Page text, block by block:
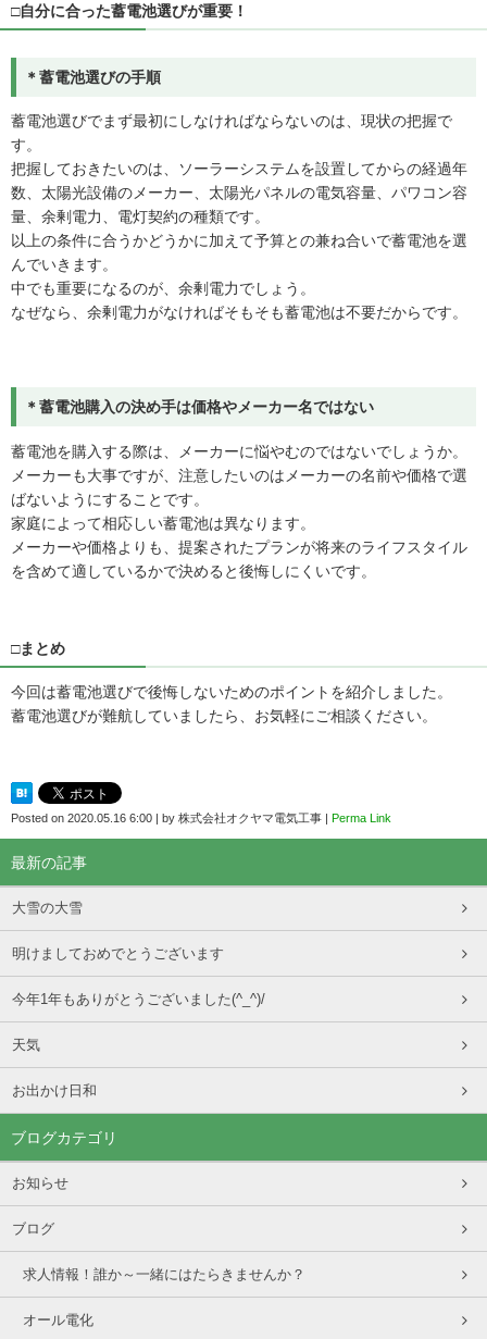
□自分に合った蓄電池選びが重要！
＊蓄電池選びの手順
蓄電池選びでまず最初にしなければならないのは、現状の把握で
す。
把握しておきたいのは、ソーラーシステムを設置してからの経過年
数、太陽光設備のメーカー、太陽光パネルの電気容量、パワコン容
量、余剰電力、電灯契約の種類です。
以上の条件に合うかどうかに加えて予算との兼ね合いで蓄電池を選
んでいきます。
中でも重要になるのが、余剰電力でしょう。
なぜなら、余剰電力がなければそもそも蓄電池は不要だからです。
＊蓄電池購入の決め手は価格やメーカー名ではない
蓄電池を購入する際は、メーカーに悩やむのではないでしょうか。
メーカーも大事ですが、注意したいのはメーカーの名前や価格で選
ばないようにすることです。
家庭によって相応しい蓄電池は異なります。
メーカーや価格よりも、提案されたプランが将来のライフスタイル
を含めて適しているかで決めると後悔しにくいです。
□まとめ
今回は蓄電池選びで後悔しないためのポイントを紹介しました。
蓄電池選びが難航していましたら、お気軽にご相談ください。
Posted on 2020.05.16 6:00 | by 株式会社オクヤマ電気工事 | Perma Link
最新の記事
大雪の大雪
明けましておめでとうございます
今年1年もありがとうございました(^_^)/
天気
お出かけ日和
ブログカテゴリ
お知らせ
ブログ
求人情報！誰か～一緒にはたらきませんか？
オール電化